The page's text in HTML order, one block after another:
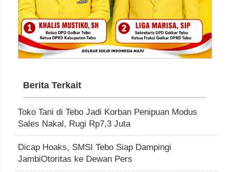
Berita Terkait
Toko Tani di Tebo Jadi Korban Penipuan Modus
Sales Nakal, Rugi Rp7,3 Juta
Dicap Hoaks, SMSI Tebo Siap Dampingi
JambiOtoritas ke Dewan Pers